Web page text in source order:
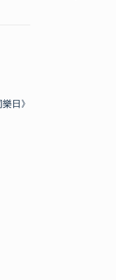
日》